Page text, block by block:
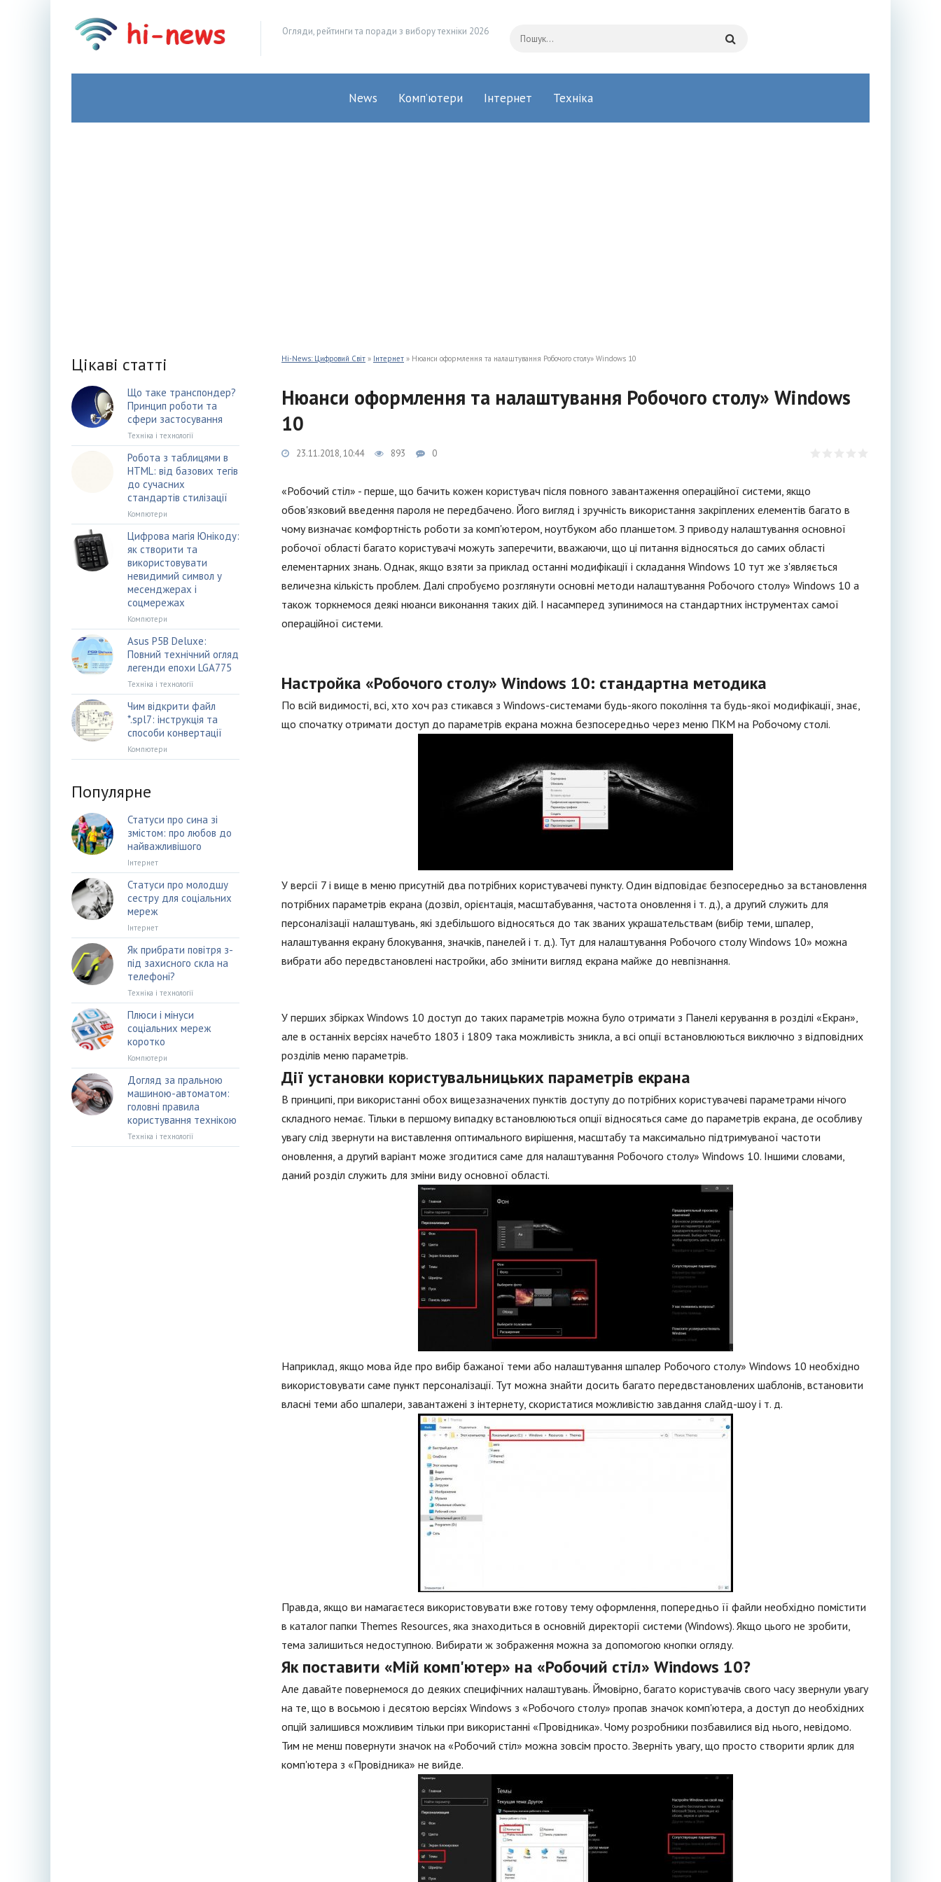
Огляди, рейтинги та поради з вибору техніки 2026
News Комп’ютери Інтернет Техніка
Hi-News: Цифровий Світ » Інтернет » Нюанси оформлення та налаштування Робочого столу» Windows 10
Нюанси оформлення та налаштування Робочого столу» Windows
10
23.11.2018, 10:44 893 0
«Робочий стіл» - перше, що бачить кожен користувач після повного завантаження операційної системи, якщо
обов'язковий введення пароля не передбачено. Його вигляд і зручність використання закріплених елементів багато в
чому визначає комфортність роботи за комп'ютером, ноутбуком або планшетом. З приводу налаштування основної
робочої області багато користувачі можуть заперечити, вважаючи, що ці питання відносяться до самих області
елементарних знань. Однак, якщо взяти за приклад останні модифікації і складання Windows 10 тут же з'являється
величезна кількість проблем. Далі спробуємо розглянути основні методи налаштування Робочого столу» Windows 10 а
також торкнемося деякі нюанси виконання таких дій. І насамперед зупинимося на стандартних інструментах самої
операційної системи.
Настройка «Робочого столу» Windows 10: стандартна методика
По всій видимості, всі, хто хоч раз стикався з Windows-системами будь-якого покоління та будь-якої модифікації, знає,
що спочатку отримати доступ до параметрів екрана можна безпосередньо через меню ПКМ на Робочому столі.
У версії 7 і вище в меню присутній два потрібних користувачеві пункту. Один відповідає безпосередньо за встановлення
потрібних параметрів екрана (дозвіл, орієнтація, масштабування, частота оновлення і т. д.), а другий служить для
персоналізації налаштувань, які здебільшого відносяться до так званих украшательствам (вибір теми, шпалер,
налаштування екрану блокування, значків, панелей і т. д.). Тут для налаштування Робочого столу Windows 10» можна
вибрати або передвстановлені настройки, або змінити вигляд екрана майже до невпізнання.
У перших збірках Windows 10 доступ до таких параметрів можна було отримати з Панелі керування в розділі «Екран»,
але в останніх версіях начебто 1803 і 1809 така можливість зникла, а всі опції встановлюються виключно з відповідних
розділів меню параметрів.
Дії установки користувальницьких параметрів екрана
В принципі, при використанні обох вищезазначених пунктів доступу до потрібних користувачеві параметрами нічого
складного немає. Тільки в першому випадку встановлюються опції відносяться саме до параметрів екрана, де особливу
увагу слід звернути на виставлення оптимального вирішення, масштабу та максимально підтримуваної частоти
оновлення, а другий варіант може згодитися саме для налаштування Робочого столу» Windows 10. Іншими словами,
даний розділ служить для зміни виду основної області.
Наприклад, якщо мова йде про вибір бажаної теми або налаштування шпалер Робочого столу» Windows 10 необхідно
використовувати саме пункт персоналізації. Тут можна знайти досить багато передвстановлених шаблонів, встановити
власні теми або шпалери, завантажені з інтернету, скористатися можливістю завдання слайд-шоу і т. д.
Правда, якщо ви намагаєтеся використовувати вже готову тему оформлення, попередньо її файли необхідно помістити
в каталог папки Themes Resources, яка знаходиться в основній директорії системи (Windows). Якщо цього не зробити,
тема залишиться недоступною. Вибирати ж зображення можна за допомогою кнопки огляду.
Як поставити «Мій комп'ютер» на «Робочий стіл» Windows 10?
Але давайте повернемося до деяких специфічних налаштувань. Ймовірно, багато користувачів свого часу звернули увагу
на те, що в восьмою і десятою версіях Windows з «Робочого столу» пропав значок комп'ютера, а доступ до необхідних
опцій залишився можливим тільки при використанні «Провідника». Чому розробники позбавилися від нього, невідомо.
Тим не менш повернути значок на «Робочий стіл» можна зовсім просто. Зверніть увагу, що просто створити ярлик для
комп'ютера з «Провідника» не вийде.
Цікаві статті
Що таке транспондер?
Принцип роботи та
сфери застосування
Техніка і технології
Робота з таблицями в
HTML: від базових тегів
до сучасних
стандартів стилізації
Компютери
Цифрова магія Юнікоду:
як створити та
використовувати
невидимий символ у
месенджерах і
соцмережах
Компютери
Asus P5B Deluxe:
Повний технічний огляд
легенди епохи LGA775
Техніка і технології
Чим відкрити файл
*.spl7: інструкція та
способи конвертації
Компютери
Популярне
Статуси про сина зі
змістом: про любов до
найважливішого
Інтернет
Статуси про молодшу
сестру для соціальних
мереж
Інтернет
Як прибрати повітря з-
під захисного скла на
телефоні?
Техніка і технології
Плюси і мінуси
соціальних мереж
коротко
Компютери
Догляд за пральною
машиною-автоматом:
головні правила
користування технікою
Техніка і технології